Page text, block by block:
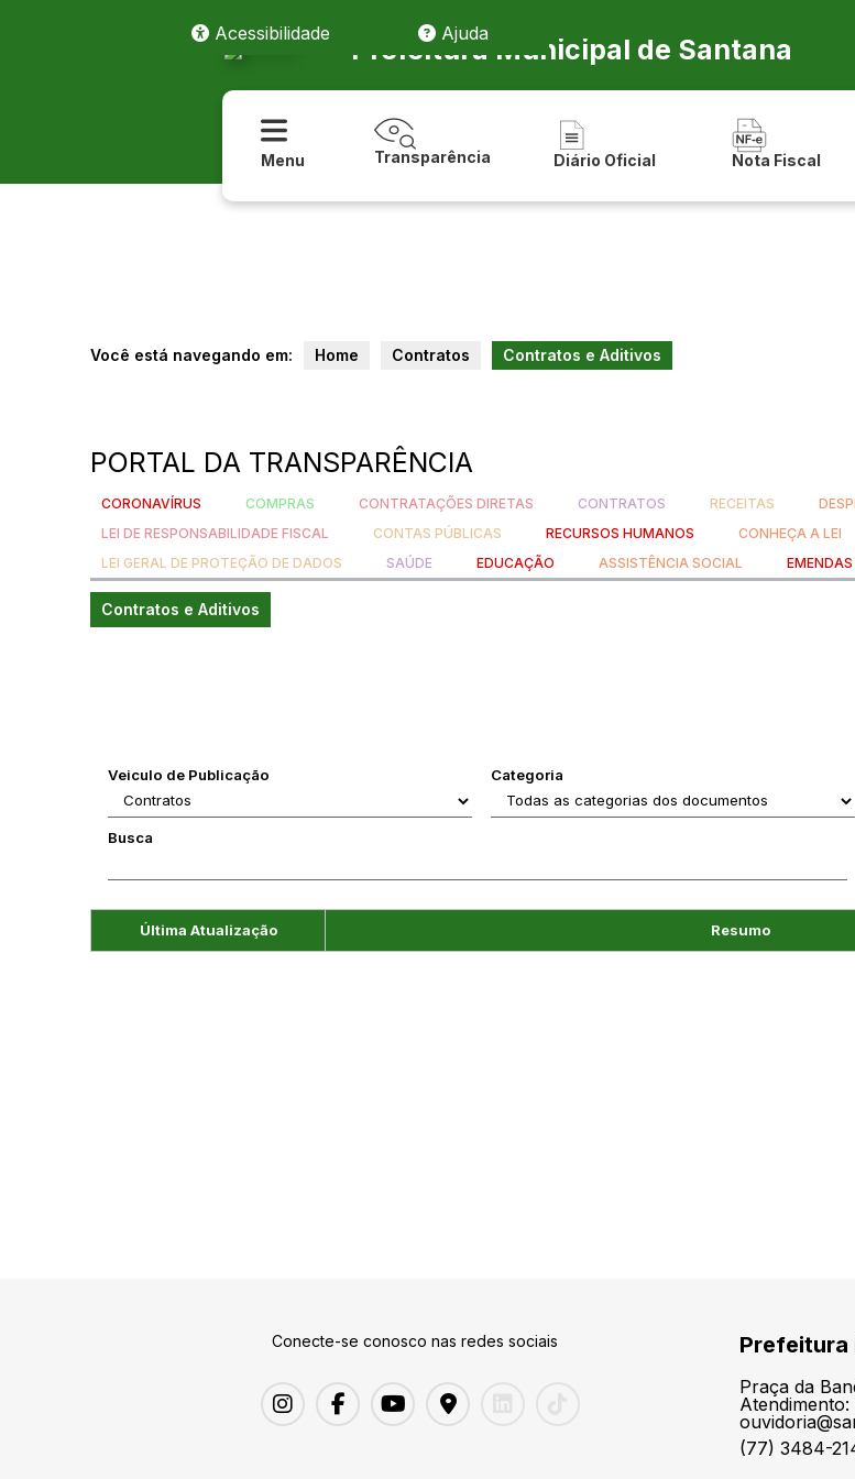
Acessibilidade
Ajuda
Prefeitura Municipal de Santana
Menu Transparência Diário Oficial Nota Fiscal
Você está navegando em: Home Contratos Contratos e Aditivos
PORTAL DA TRANSPARÊNCIA
CORONAVÍRUS COMPRAS CONTRATAÇÕES DIRETAS CONTRATOS RECEITAS
LEI DE RESPONSABILIDADE FISCAL
CONTAS PÚBLICAS RECURSOS HUMANOS CONHEÇA A LEI
LEI GERAL DE PROTEÇÃO DE DADOS
SAÚDE EDUCAÇÃO ASSISTÊNCIA SOCIAL
Contratos e Aditivos
Veiculo de Publicação Categoria
Busca
Última Atualização Resumo
Conecte-se conosco nas redes sociais Prefeitura
Praça da
Atendimento:
(77) 3484-